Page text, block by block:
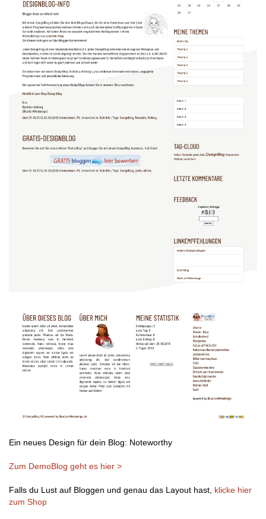
Ein neues Design für dein Blog: Noteworthy
Zum DemoBlog geht es hier >
Falls du Lust auf Bloggen und genau das Layout hast, klicke hier
zum Shop